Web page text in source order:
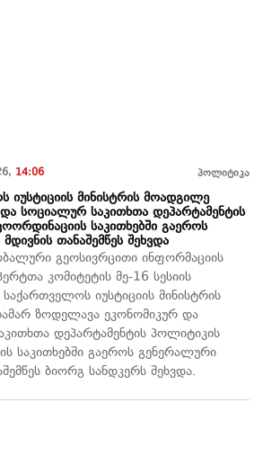
14:06 პოლიტიკა
იუსტიციის მინისტრის მოადგილე
სოციალურ საკითხთა დეპარტამენტის
საკითხებში გაეროს
თანაშემწეს შეხვდა
გეოსივრცითი ინფორმაციის
კომიტეტის მე-16 სესიის
იუსტიციის მინისტრის
ზოდელავა ეკონომიკურ და
დეპარტამენტის პოლიტიკის
საკითხებში გაეროს გენერალური
ბიორგ სანდკერს შეხვდა.